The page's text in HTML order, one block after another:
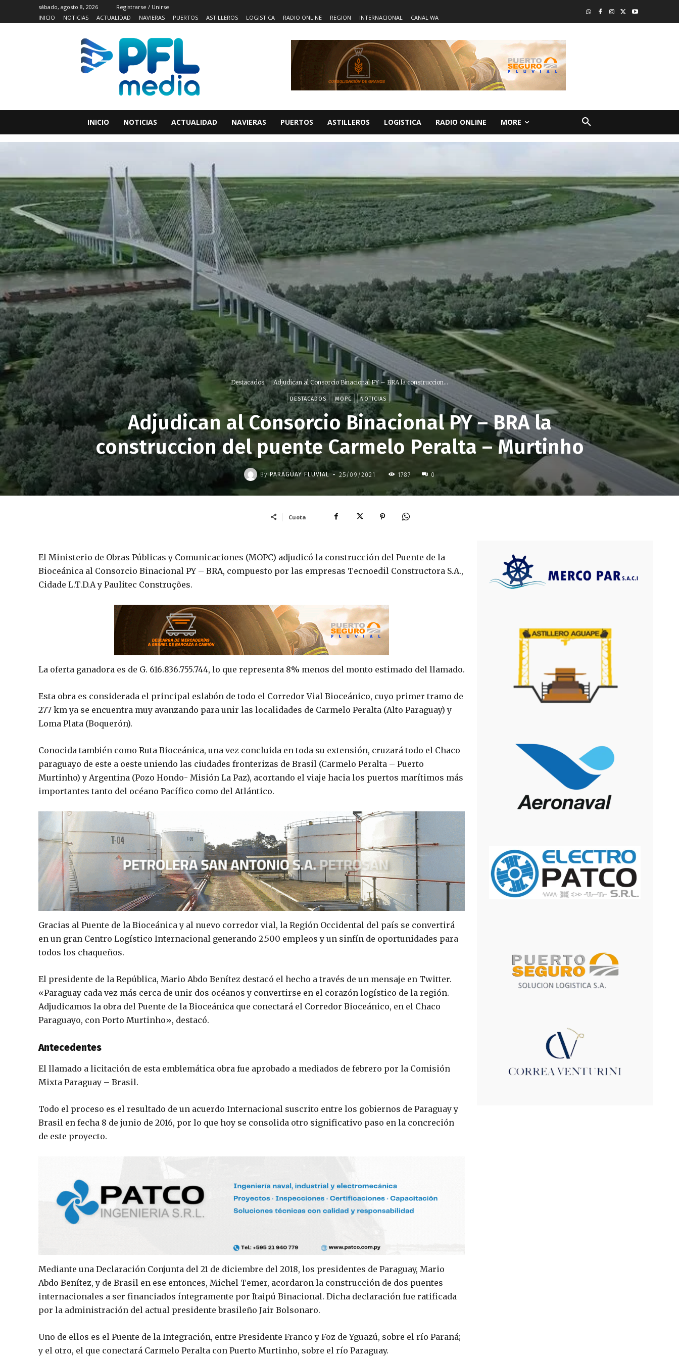
sábado, agosto 8, 2026
Registrarse / Unirse
INICIO
NOTICIAS ACTUALIDAD NAVIERAS PUERTOS ASTILLEROS LOGISTICA RADIO ONLINE REGION INTERNACIONAL CANAL WA
INICIO NOTICIAS ACTUALIDAD NAVIERAS PUERTOS ASTILLEROS LOGISTICA RADIO ONLINE MORE
Destacados Adjudican al Consorcio Binacional PY – BRA la construccion...
DESTACADOS MOPC NOTICIAS
Adjudican al Consorcio Binacional PY – BRA la
construccion del puente Carmelo Peralta – Murtinho
By PARAGUAY FLUVIAL - 25/09/2021 1787 0
Cuota
El Ministerio de Obras Públicas y Comunicaciones (MOPC) adjudicó la construcción del Puente de la
Bioceánica al Consorcio Binacional PY – BRA, compuesto por las empresas Tecnoedil Constructora S.A.,
Cidade L.T.D.A y Paulitec Construções.
La oferta ganadora es de G. 616.836.755.744, lo que representa 8% menos del monto estimado del llamado.
Esta obra es considerada el principal eslabón de todo el Corredor Vial Bioceánico, cuyo primer tramo de
277 km ya se encuentra muy avanzando para unir las localidades de Carmelo Peralta (Alto Paraguay) y
Loma Plata (Boquerón).
Conocida también como Ruta Bioceánica, una vez concluida en toda su extensión, cruzará todo el Chaco
paraguayo de este a oeste uniendo las ciudades fronterizas de Brasil (Carmelo Peralta – Puerto
Murtinho) y Argentina (Pozo Hondo- Misión La Paz), acortando el viaje hacia los puertos marítimos más
importantes tanto del océano Pacífico como del Atlántico.
Gracias al Puente de la Bioceánica y al nuevo corredor vial, la Región Occidental del país se convertirá
en un gran Centro Logístico Internacional generando 2.500 empleos y un sinfín de oportunidades para
todos los chaqueños.
El presidente de la República, Mario Abdo Benítez destacó el hecho a través de un mensaje en Twitter.
«Paraguay cada vez más cerca de unir dos océanos y convertirse en el corazón logístico de la región.
Adjudicamos la obra del Puente de la Bioceánica que conectará el Corredor Bioceánico, en el Chaco
Paraguayo, con Porto Murtinho», destacó.
Antecedentes
El llamado a licitación de esta emblemática obra fue aprobado a mediados de febrero por la Comisión
Mixta Paraguay – Brasil.
Todo el proceso es el resultado de un acuerdo Internacional suscrito entre los gobiernos de Paraguay y
Brasil en fecha 8 de junio de 2016, por lo que hoy se consolida otro significativo paso en la concreción
de este proyecto.
Mediante una Declaración Conjunta del 21 de diciembre del 2018, los presidentes de Paraguay, Mario
Abdo Benítez, y de Brasil en ese entonces, Michel Temer, acordaron la construcción de dos puentes
internacionales a ser financiados íntegramente por Itaipú Binacional. Dicha declaración fue ratificada
por la administración del actual presidente brasileño Jair Bolsonaro.
Uno de ellos es el Puente de la Integración, entre Presidente Franco y Foz de Yguazú, sobre el río Paraná;
y el otro, el que conectará Carmelo Peralta con Puerto Murtinho, sobre el río Paraguay.